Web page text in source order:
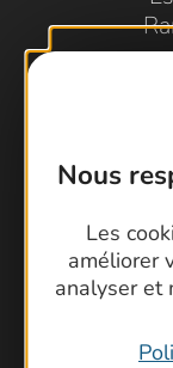
Nous
Les
améliorer
analyser et